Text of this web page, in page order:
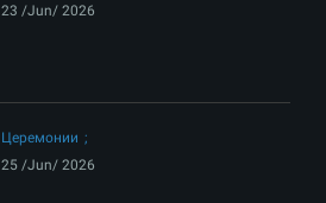
23 /Jun/ 2026
Церемонии
25 /Jun/ 2026